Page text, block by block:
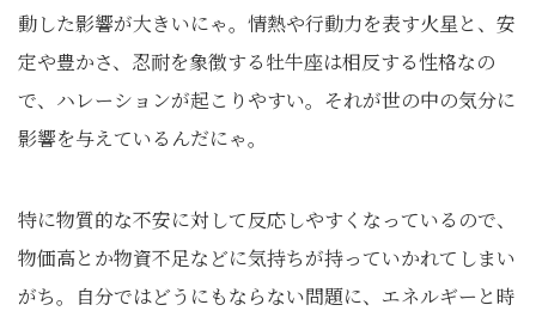
動した影響が大きいにゃ。情熱や行動力を表す火星と、安
定や豊かさ、忍耐を象徴する牡牛座は相反する性格なの
で、ハレーションが起こりやすい。それが世の中の気分に
影響を与えているんだにゃ。
特に物質的な不安に対して反応しやすくなっているので、
物価高とか物資不足などに気持ちが持っていかれてしまい
がち。自分ではどうにもならない問題に、エネルギーと時